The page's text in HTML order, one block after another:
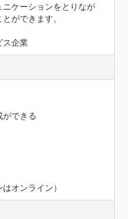
ケーションをとりなが
ができます。
ス企業
ができる
オンライン）